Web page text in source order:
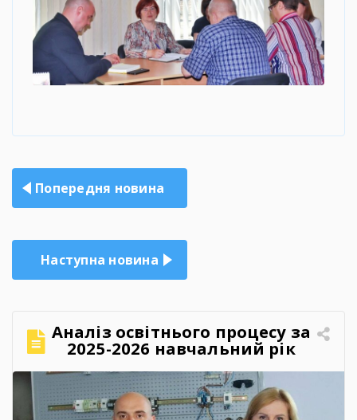
Навігація
записів
Попередня новина
Наступна новина
Аналіз освітнього процесу за
2025-2026 навчальний рік